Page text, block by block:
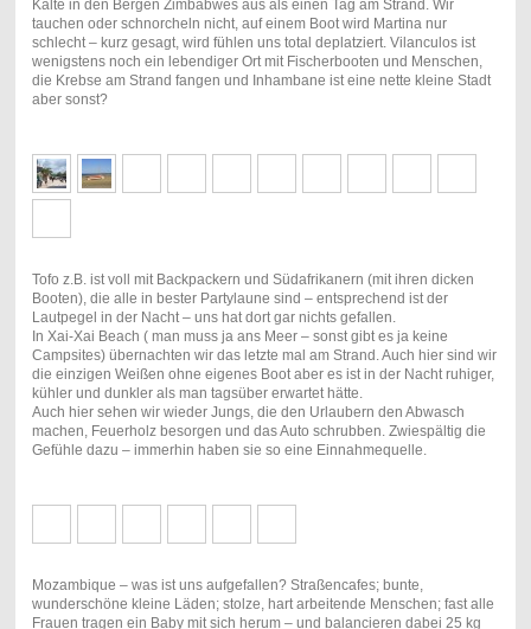
Kälte in den Bergen Zimbabwes aus als einen Tag am Strand. Wir
tauchen oder schnorcheln nicht, auf einem Boot wird Martina nur
schlecht – kurz gesagt, wird fühlen uns total deplatziert. Vilanculos ist
wenigstens noch ein lebendiger Ort mit Fischerbooten und Menschen,
die Krebse am Strand fangen und Inhambane ist eine nette kleine Stadt
aber sonst?
Tofo z.B. ist voll mit Backpackern und Südafrikanern (mit ihren dicken
Booten), die alle in bester Partylaune sind – entsprechend ist der
Lautpegel in der Nacht – uns hat dort gar nichts gefallen.
In Xai-Xai Beach ( man muss ja ans Meer – sonst gibt es ja keine
Campsites) übernachten wir das letzte mal am Strand. Auch hier sind wir
die einzigen Weißen ohne eigenes Boot aber es ist in der Nacht ruhiger,
kühler und dunkler als man tagsüber erwartet hätte.
Auch hier sehen wir wieder Jungs, die den Urlaubern den Abwasch
machen, Feuerholz besorgen und das Auto schrubben. Zwiespältig die
Gefühle dazu – immerhin haben sie so eine Einnahmequelle.
Mozambique – was ist uns aufgefallen? Straßencafes; bunte,
wunderschöne kleine Läden; stolze, hart arbeitende Menschen; fast alle
Frauen tragen ein Baby mit sich herum – und balancieren dabei 25 kg